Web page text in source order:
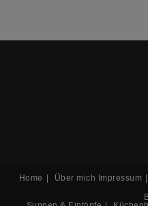
Home Über mich Impressum